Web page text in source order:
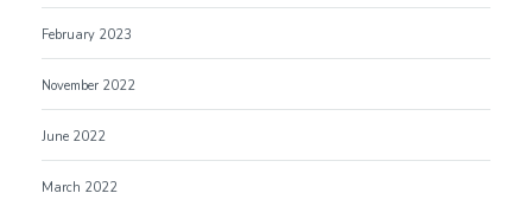
February 2023
November 2022
June 2022
March 2022